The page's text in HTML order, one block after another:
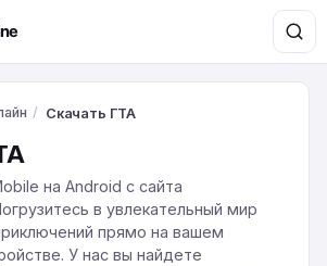
/ Скачать ГТА
на Android с сайта
в увлекательный мир
прямо на вашем
У нас вы найдете